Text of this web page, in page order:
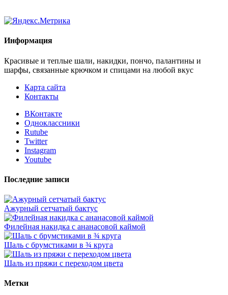
Информация
Красивые и теплые шали, накидки, пончо, палантины и
шарфы, связанные крючком и спицами на любой вкус
Карта сайта
Контакты
ВКонтакте
Одноклассники
Rutube
Twitter
Instagram
Youtube
Последние записи
Ажурный сетчатый бактус
Филейная накидка с ананасовой каймой
Шаль с брумстиками в ¾ круга
Шаль из пряжи с переходом цвета
Метки